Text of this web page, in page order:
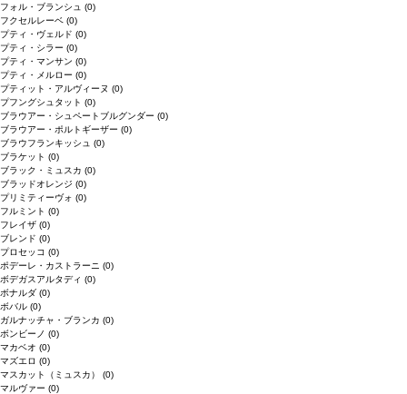
フォル・ブランシュ (0)
フクセルレーベ (0)
プティ・ヴェルド (0)
プティ・シラー (0)
プティ・マンサン (0)
プティ・メルロー (0)
プティット・アルヴィーヌ (0)
プフングシュタット (0)
ブラウアー・シュペートブルグンダー (0)
ブラウアー・ポルトギーザー (0)
ブラウフランキッシュ (0)
ブラケット (0)
ブラック・ミュスカ (0)
ブラッドオレンジ (0)
プリミティーヴォ (0)
フルミント (0)
フレイザ (0)
ブレンド (0)
プロセッコ (0)
ポデーレ・カストラーニ (0)
ボデガスアルタディ (0)
ボナルダ (0)
ボバル (0)
ガルナッチャ・ブランカ (0)
ボンビーノ (0)
マカベオ (0)
マズエロ (0)
マスカット（ミュスカ） (0)
マルヴァー (0)